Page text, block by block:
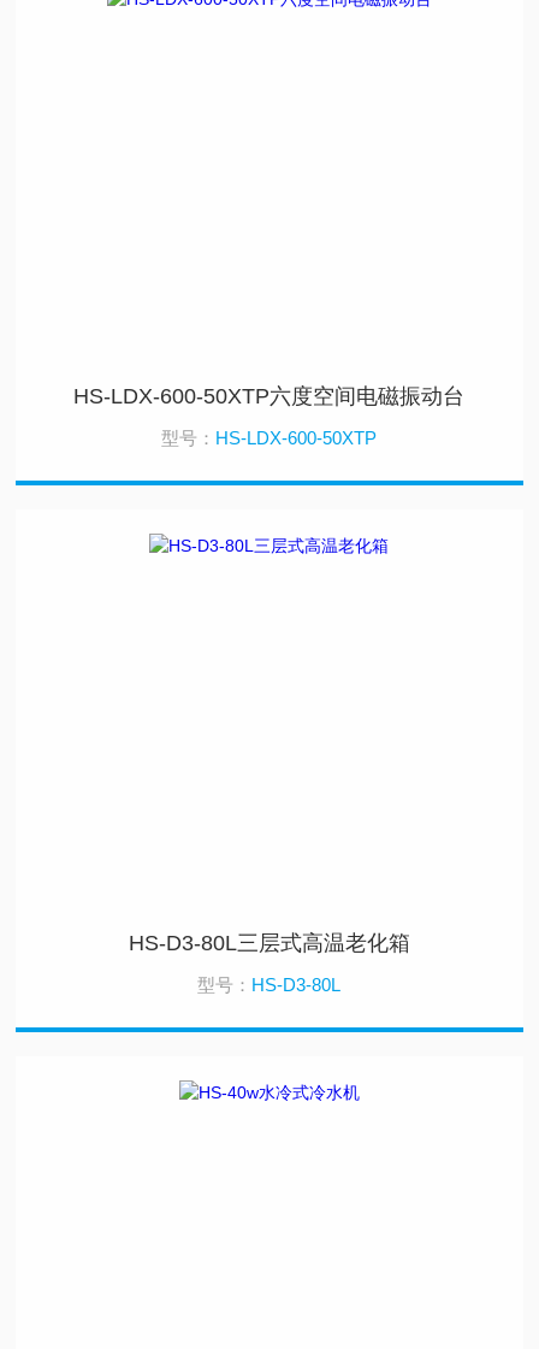
HS-LDX-600-50XTP六度空间电磁振动台
型号： HS-LDX-600-50XTP
HS-D3-80L三层式高温老化箱
型号： HS-D3-80L